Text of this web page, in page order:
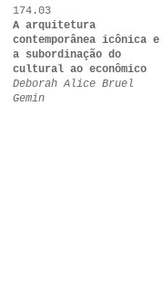
174.03
A arquitetura
contemporânea icônica e
a subordinação do
cultural ao econômico
Deborah Alice Bruel
Gemin